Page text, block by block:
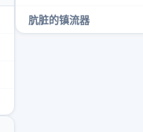
肮脏的镇流器